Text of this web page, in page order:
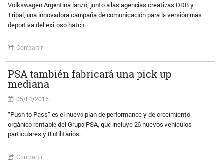
Volkswagen Argentina lanzó, junto a las agencias creativas DDB y
Tribal, una innovadora campaña de comunicación para la versión más
deportiva del exitoso hatch.
Compartir
PSA también fabricará una pick up
mediana
05/04/2016
“Push to Pass” es el nuevo plan de performance y de crecimiento
orgánico rentable del Grupo PSA, que incluye 26 nuevos vehículos
particulares y 8 utilitarios.
Compartir